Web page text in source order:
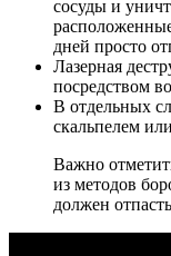
сосуды и
дней просто
Лазерная
посредством
В отдельных
скальпелем
Важно
из методов
должен